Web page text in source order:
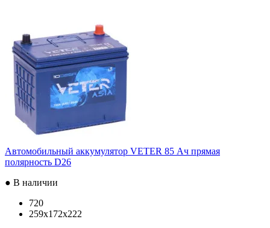
Автомобильный аккумулятор VETER 85 Ач прямая
полярность D26
● В наличии
720
259x172x222